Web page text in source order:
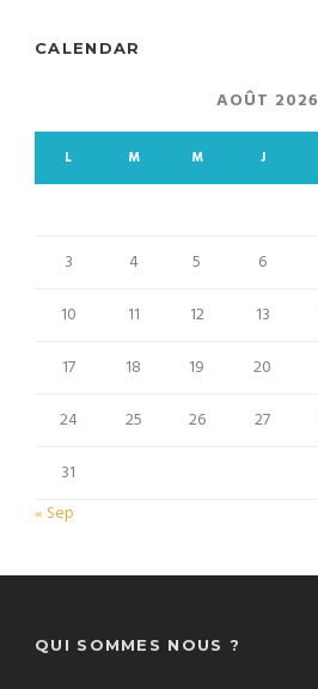
CALENDAR
AOÛT 2026
L M M J
3
4 5 6
10
11 12 13
17
18 19 20
24
25 26 27
31
« Sep
QUI SOMMES NOUS ?